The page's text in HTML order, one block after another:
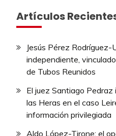
Artículos
Jesús Pérez Rodríguez-
independiente,
de Tubos Reunidos
El juez Santiago
las Heras en el caso
información privilegiada
Aldo López-Tirone: el